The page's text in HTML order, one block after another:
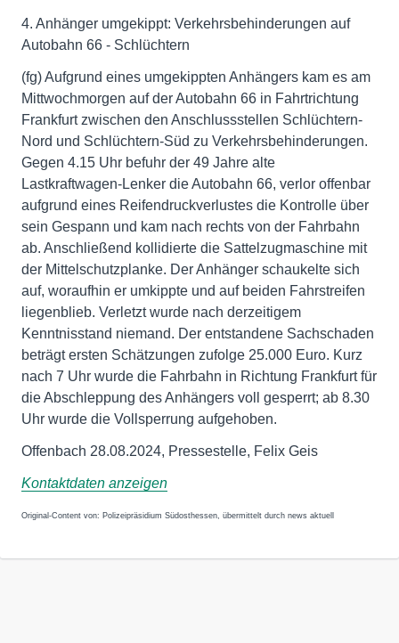
4. Anhänger umgekippt: Verkehrsbehinderungen auf
Autobahn 66 - Schlüchtern
(fg) Aufgrund eines umgekippten Anhängers kam es am
Mittwochmorgen auf der Autobahn 66 in Fahrtrichtung
Frankfurt zwischen den Anschlussstellen Schlüchtern-
Nord und Schlüchtern-Süd zu Verkehrsbehinderungen.
Gegen 4.15 Uhr befuhr der 49 Jahre alte
Lastkraftwagen-Lenker die Autobahn 66, verlor offenbar
aufgrund eines Reifendruckverlustes die Kontrolle über
sein Gespann und kam nach rechts von der Fahrbahn
ab. Anschließend kollidierte die Sattelzugmaschine mit
der Mittelschutzplanke. Der Anhänger schaukelte sich
auf, woraufhin er umkippte und auf beiden Fahrstreifen
liegenblieb. Verletzt wurde nach derzeitigem
Kenntnisstand niemand. Der entstandene Sachschaden
beträgt ersten Schätzungen zufolge 25.000 Euro. Kurz
nach 7 Uhr wurde die Fahrbahn in Richtung Frankfurt für
die Abschleppung des Anhängers voll gesperrt; ab 8.30
Uhr wurde die Vollsperrung aufgehoben.
Offenbach 28.08.2024, Pressestelle, Felix Geis
Kontaktdaten anzeigen
Original-Content von: Polizeipräsidium Südosthessen, übermittelt durch news aktuell